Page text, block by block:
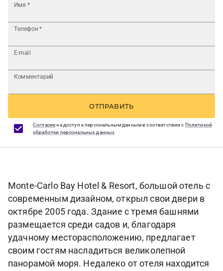
Имя *
Телефон *
E-mail
Комментарий
ОТПРАВИТЬ
Согласиена доступ к персональным данным в соответствии с Политикой
обработки персональных данных
Monte-Carlo Bay Hotel & Resort, большой отель с
современным дизайном, открыл свои двери в
октябре 2005 года. Здание с тремя башнями
размещается среди садов и, благодаря
удачному месторасположению, предлагает
своим гостям насладиться великолепной
панорамой моря. Недалеко от отеля находится